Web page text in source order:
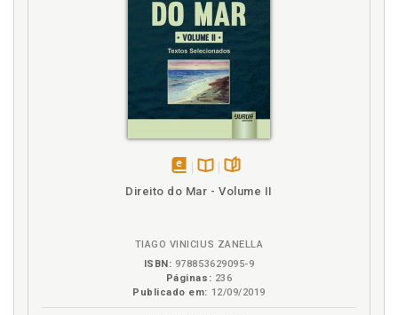
disponívelDisponível
páginas
Direito do Mar - Volume II
TIAGO VINICIUS ZANELLA
ISBN: 978853629095-9
Páginas: 236
Publicado em: 12/09/2019